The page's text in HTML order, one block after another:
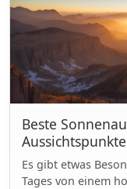
Beste
Es gibt etwas
Tages von einem